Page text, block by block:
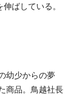
ばしている。
幼少からの夢
商品。鳥越社長